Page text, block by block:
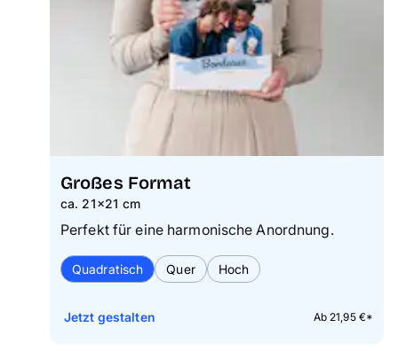
Großes Format
ca. 21×21 cm
Perfekt für eine harmonische Anordnung.
Quadratisch Quer Hoch
Ab 21,95 €*
Jetzt gestalten